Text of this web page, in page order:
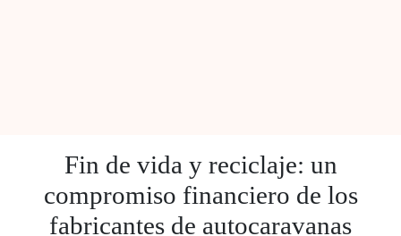
Fin de vida y reciclaje: un
compromiso financiero de los
fabricantes de autocaravanas